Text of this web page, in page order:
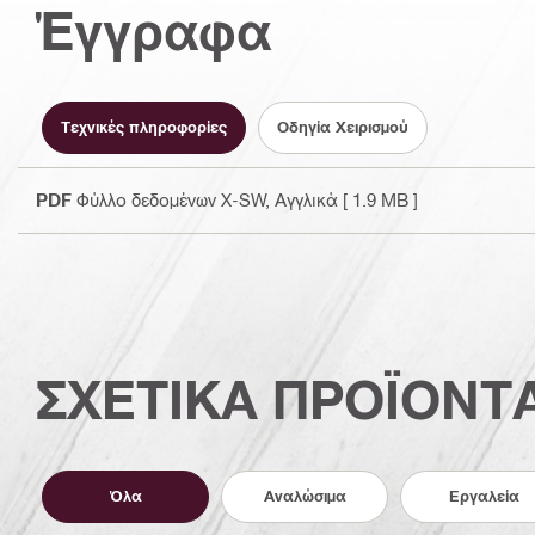
Έγγραφα
Τεχνικές πληροφορίες Οδηγία Χειρισμού
PDF Φύλλο δεδομένων X-SW, Αγγλικά [ 1.9 MB ]
ΣΧΕΤΙΚΑ
Όλα Αναλώσιμα Εργαλεία